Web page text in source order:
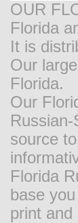
OUR
Florida
It is
Our
Florida.
Our
source
Florida
base
print and